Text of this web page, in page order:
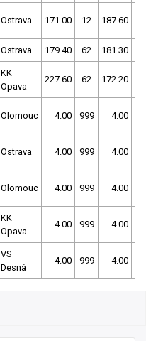
Ostrava 171.00 12 187.60
Ostrava 179.40 62 181.30
KK
Opava
227.60 62 172.20
Olomouc 4.00 999 4.00
Ostrava 4.00 999 4.00
Olomouc 4.00 999 4.00
KK
Opava
4.00 999 4.00
VS
Desná
4.00 999 4.00